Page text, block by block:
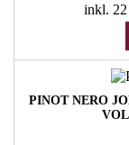
inkl.
PINOT NERO